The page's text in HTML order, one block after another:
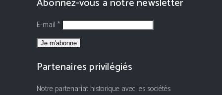
E-mail *
Partenaires privilégiés
Notre partenariat historique avec les sociétés